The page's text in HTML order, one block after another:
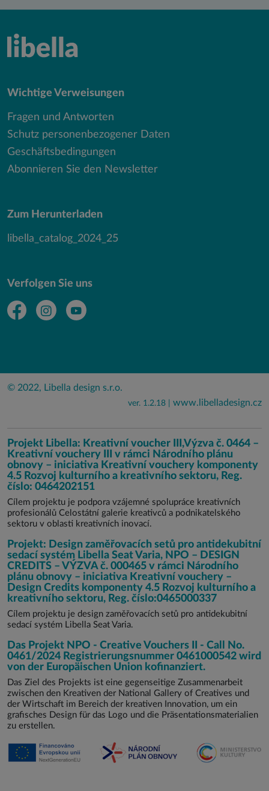
Wichtige Verweisungen
Fragen und Antworten
Schutz personenbezogener Daten
Geschäftsbedingungen
Abonnieren Sie den Newsletter
Zum Herunterladen
libella_catalog_2024_25
Verfolgen Sie uns
© 2022, Libella design s.r.o.
ver. 1.2.18 | www.libelladesign.cz
Projekt Libella: Kreativní voucher III,Výzva č. 0464 –
Kreativní vouchery III v rámci Národního plánu
obnovy – iniciativa Kreativní vouchery komponenty
4.5 Rozvoj kulturního a kreativního sektoru, Reg.
číslo: 0464202151
Cílem projektu je podpora vzájemné spolupráce kreativních
profesionálů Celostátní galerie kreativců a podnikatelského
sektoru v oblasti kreativních inovací.
Projekt: Design zaměřovacích setů pro antidekubitní
sedací systém Libella Seat Varia, NPO – DESIGN
CREDITS – VÝZVA č. 000465 v rámci Národního
plánu obnovy – iniciativa Kreativní vouchery –
Design Credits komponenty 4.5 Rozvoj kulturního a
kreativního sektoru, Reg. číslo:0465000337
Cílem projektu je design zaměřovacích setů pro antidekubitní
sedací systém Libella Seat Varia.
Das Projekt NPO - Creative Vouchers II - Call No.
0461/2024 Registrierungsnummer 0461000542 wird
von der Europäischen Union kofinanziert.
Das Ziel des Projekts ist eine gegenseitige Zusammenarbeit
zwischen den Kreativen der National Gallery of Creatives und
der Wirtschaft im Bereich der kreativen Innovation, um ein
grafisches Design für das Logo und die Präsentationsmaterialien
zu erstellen.